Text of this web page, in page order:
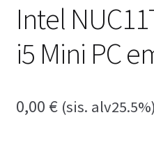
Intel
i5 Mini PC
0,00 €(sis. alv25.5%)